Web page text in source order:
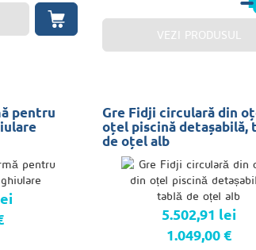
VEZI PRODUSUL
pentru
Gre Fidji circulară din
oțel piscină detașabilă,
de oțel alb
5.502,91 lei
1.049,00 €